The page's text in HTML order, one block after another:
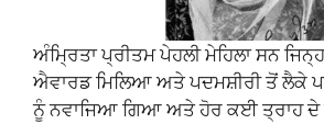
ਅੰਮ੍ਰਿਤਾ ਪ੍ਰੀਤਮ ਪੇਹਲੀ ਮੇਹਿਲਾ ਸਨ
ਐਵਾਰਡ ਮਿਲਿਆ ਅਤੇ ਪਦਮਸ਼ੀਰੀ ਤੋਂ ਲੈਕੇ
ਨੂੰ ਨਵਾਜਿਆ ਗਿਆ ਅਤੇ ਹੋਰ ਕਈ ਤ੍ਰਾਹ ਦੇ